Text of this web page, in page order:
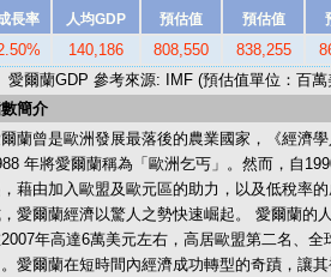
長率
人均GDP
預估值
預估值
140,186 808,550 838,255
愛爾蘭GDP 參考來源: IMF (預估值單位：百萬
簡介
蘭曾是歐洲發展最落後的農業國家，《經濟
年將愛爾蘭稱為「歐洲乞丐」。然而，自
藉由加入歐盟及歐元區的助力，以及低稅率
愛爾蘭經濟以驚人之勢快速崛起。 愛爾蘭的
年高達6萬美元左右，高居歐盟第二名、全
愛爾蘭在短時間內經濟成功轉型的奇蹟，讓